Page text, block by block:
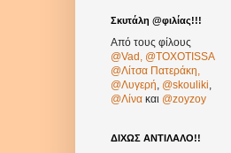
Σκυτάλη @φιλίας!!!
Από τους φίλους
@Vad, @TOXOTISSA
@Λίτσα Πατεράκη,
@Λυγερή, @skouliki,
@Λίνα και @zoyzoy
ΔΙΧΩΣ ΑΝΤΙΛΑΛΟ!!